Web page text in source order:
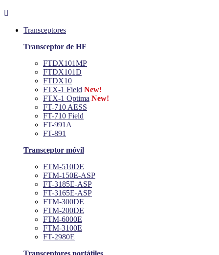

Transceptores
Transceptor de HF
FTDX101MP
FTDX101D
FTDX10
FTX-1 Field New!
FTX-1 Optima New!
FT-710 AESS
FT-710 Field
FT-991A
FT-891
Transceptor móvil
FTM-510DE
FTM-150E-ASP
FT-3185E-ASP
FT-3165E-ASP
FTM-300DE
FTM-200DE
FTM-6000E
FTM-3100E
FT-2980E
Transceptores portátiles